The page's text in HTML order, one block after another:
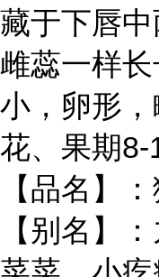
藏于下唇
雌蕊一样
小，卵形，
花、果期8-
【品名】
【别名】